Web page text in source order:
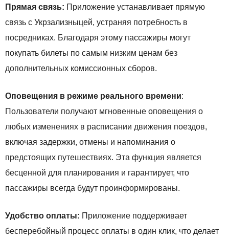
Прямая связь: Приложение устанавливает прямую
связь с Укрзализныцей, устраняя потребность в
посредниках. Благодаря этому пассажиры могут
покупать билеты по самым низким ценам без
дополнительных комиссионных сборов.
Оповещения в режиме реального времени:
Пользователи получают мгновенные оповещения о
любых изменениях в расписании движения поездов,
включая задержки, отмены и напоминания о
предстоящих путешествиях. Эта функция является
бесценной для планирования и гарантирует, что
пассажиры всегда будут проинформированы.
Удобство оплаты: Приложение поддерживает
бесперебойный процесс оплаты в один клик, что делает